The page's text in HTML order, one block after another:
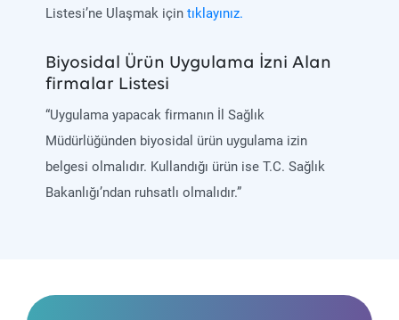
Listesi’ne Ulaşmak içintıklayınız.
Biyosidal Ürün Uygulama İzni Alan
firmalar Listesi
“Uygulama yapacak firmanın İl Sağlık
Müdürlüğünden biyosidal ürün uygulama izin
belgesi olmalıdır. Kullandığı ürün ise T.C. Sağlık
Bakanlığı’ndan ruhsatlı olmalıdır.”